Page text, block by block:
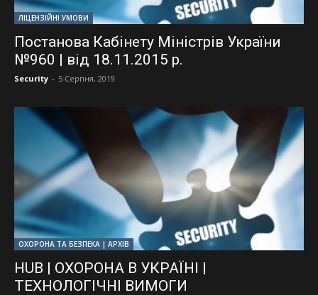
ЛІЦЕНЗІЙНІ УМОВИ
Постанова Кабінету Міністрів України
№960 | від 18.11.2015 р.
Security - 5 Серпня, 2019
ОХОРОНА ТА БЕЗПЕКА | АРХІВ
HUB | ОХОРОНА В УКРАЇНІ |
ТЕХНОЛОГІЧНІ ВИМОГИ